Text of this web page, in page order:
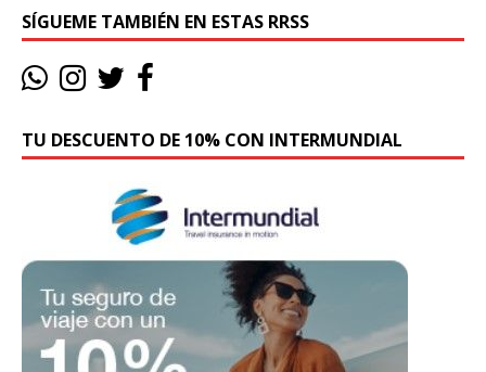
SÍGUEME TAMBIÉN EN ESTAS RRSS
TU DESCUENTO DE 10% CON INTERMUNDIAL